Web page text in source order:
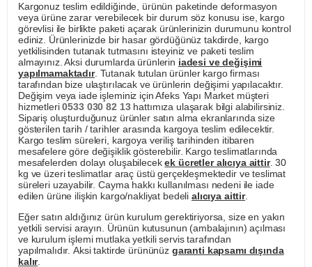
Kargonuz teslim edildiğinde, ürünün paketinde deformasyon
veya ürüne zarar verebilecek bir durum söz konusu ise, kargo
görevlisi ile birlikte paketi açarak ürünlerinizin durumunu kontrol
ediniz. Ürünlerinizde bir hasar gördüğünüz takdirde, kargo
yetkilisinden tutanak tutmasını isteyiniz ve paketi teslim
almayınız. Aksi durumlarda ürünlerin iadesi ve değişimi
yapılmamaktadır. Tutanak tutulan ürünler kargo firması
tarafından bize ulaştırılacak ve ürünlerin değişimi yapılacaktır.
Değişim veya iade işleminiz için Afeks Yapı Market müşteri
hizmetleri0533 030 82 13hattımıza ulaşarak bilgi alabilirsiniz.
Sipariş oluşturduğunuz ürünler satın alma ekranlarında size
gösterilen tarih / tarihler arasında kargoya teslim edilecektir.
Kargo teslim süreleri, kargoya veriliş tarihinden itibaren
mesafelere göre değişiklik gösterebilir. Kargo teslimatlarında
mesafelerden dolayı oluşabilecekek ücretler alıcıya aittir. 30
kg ve üzeri teslimatlar araç üstü gerçekleşmektedir ve teslimat
süreleri uzayabilir. Cayma hakkı kullanılması nedeni ile iade
edilen ürüne ilişkin kargo/nakliyat bedeli alıcıya aittir.
Eğer satın aldığınız ürün kurulum gerektiriyorsa, size en yakın
yetkili servisi arayın. Ürünün kutusunun (ambalajının) açılması
ve kurulum işlemi mutlaka yetkili servis tarafından
yapılmalıdır. Aksi taktirde ürününüz garanti kapsamı dışında
kalır.